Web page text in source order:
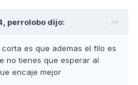
perrolobo dijo:
es que ademas el filo es
no tienes que esperar al
encaje mejor